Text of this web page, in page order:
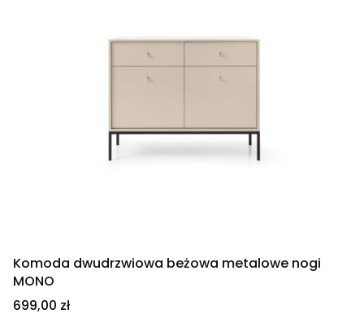
Komoda dwudrzwiowa beżowa metalowe nogi
MONO
Cena
699,00 zł